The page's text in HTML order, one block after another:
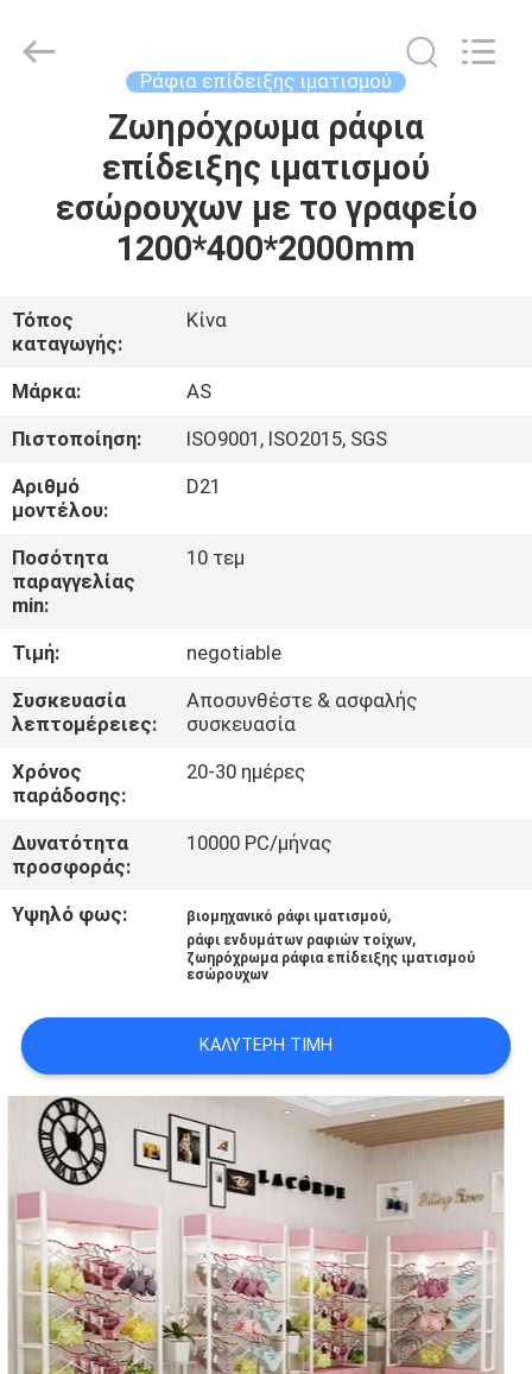
ΠΡΟΪΌΝΤΑ
ΠΕΡΊΠΟΥ
ΕΜΕΊΣ
ΓΎΡΟΣ
ΕΡΓΟΣΤΑΣΊΩΝ
ΠΟΙΟΤΙΚΌΣ
ΜΑΣ
ΕΛΆΤΕ
ΣΕ
ΕΠΑΦΉ
ΜΕ
ΑΠΌΣΠΑΣΜΑ
SITEMAP
PRIVACY
POLICY
Ansheng
Display
Ράφια επίδειξης ιματισμού
Ζωηρόχρωμα ράφια
επίδειξης ιματισμού
εσώρουχων με το γραφείο
1200*400*2000mm
Τόπος
καταγωγής:
Κίνα
Μάρκα:
AS
Πιστοποίηση:
ISO9001, ISO2015, SGS
Αριθμό
μοντέλου:
D21
Ποσότητα
παραγγελίας
min:
10 τεμ
Τιμή:
negotiable
Συσκευασία
λεπτομέρειες:
Αποσυνθέστε & ασφαλής
συσκευασία
Χρόνος
παράδοσης:
20-30 ημέρες
Δυνατότητα
προσφοράς:
10000 PC/μήνας
Υψηλό φως: βιομηχανικό ράφι ιματισμού,
ράφι ενδυμάτων ραφιών τοίχων,
ζωηρόχρωμα ράφια επίδειξης ιματισμού
εσώρουχων
ΚΑΛΎΤΕΡΗ ΤΙΜΉ